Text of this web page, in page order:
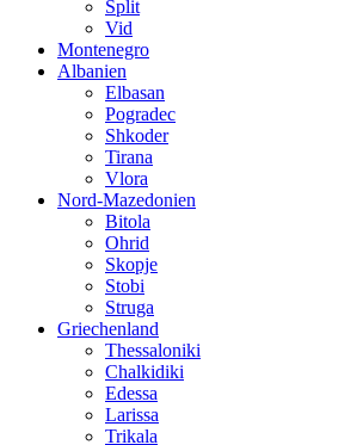
Split
Vid
Montenegro
Albanien
Elbasan
Pogradec
Shkoder
Tirana
Vlora
Nord-Mazedonien
Bitola
Ohrid
Skopje
Stobi
Struga
Griechenland
Thessaloniki
Chalkidiki
Edessa
Larissa
Trikala